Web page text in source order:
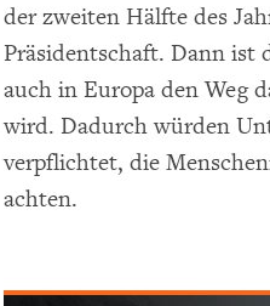
der zweiten Hälfte des
Präsidentschaft. Dann ist
auch in Europa den Weg
wird. Dadurch würden
verpflichtet, die
achten.